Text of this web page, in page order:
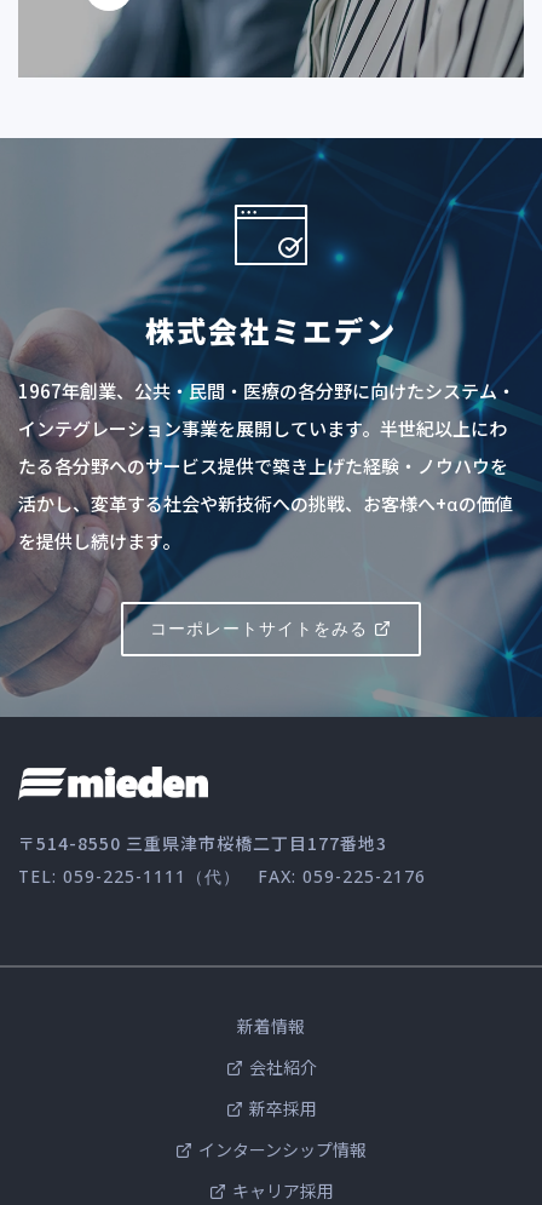
株式会社ミエデン
1967年創業、公共・民間・医療の各分野に向けたシステム・
インテグレーション事業を展開しています。半世紀以上にわ
たる各分野へのサービス提供で築き上げた経験・ノウハウを
活かし、変革する社会や新技術への挑戦、お客様へ+αの価値
を提供し続けます。
コーポレートサイトをみる
〒514-8550 三重県津市桜橋二丁目177番地3
TEL: 059-225-1111（代） FAX: 059-225-2176
新着情報
会社紹介
新卒採用
インターンシップ情報
キャリア採用